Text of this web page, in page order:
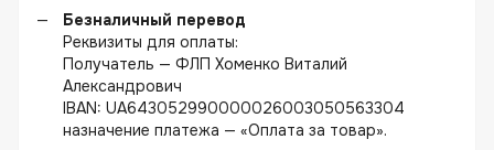
Безналичный перевод
Реквизиты для оплаты:
Получатель — ФЛП Хоменко Виталий
Александрович
IBAN: UA643052990000026003050563304
назначение платежа — «Оплата за товар».